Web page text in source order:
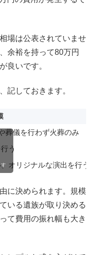
場は公表されていませ
余裕を持って80万円
良いです。
記しておきます。
葬儀を行わず火葬のみ
う
オリジナルな演出を行う
す
に決められます。規模
いる遺族が取り決める
て費用の振れ幅も大き